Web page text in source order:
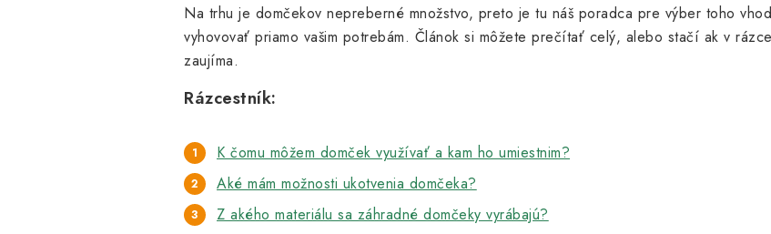
Na trhu je domčekov nepreberné množstvo, preto je tu náš poradca pre výber toho
vyhovovať priamo vašim potrebám. Článok si môžete prečítať celý, alebo stačí ak v
zaujíma.
Rázcestník:
K čomu môžem domček využívať a kam ho umiestnim?
Aké mám možnosti ukotvenia domčeka?
Z akého materiálu sa záhradné domčeky vyrábajú?